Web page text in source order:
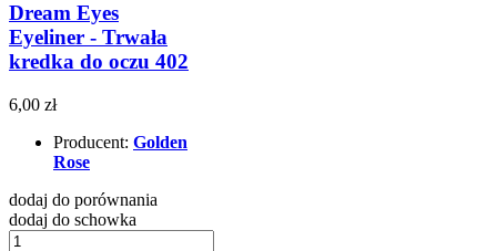
Dream Eyes
Eyeliner - Trwała
kredka do oczu 402
6,00 zł
Producent: Golden
Rose
dodaj do porównania
dodaj do schowka